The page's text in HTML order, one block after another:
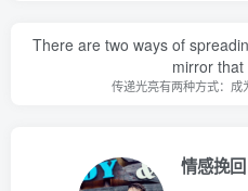
There are two ways of
mirror
传递光亮有两种方式：
情感挽回